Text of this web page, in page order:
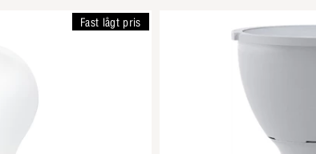
Fast lågt pris